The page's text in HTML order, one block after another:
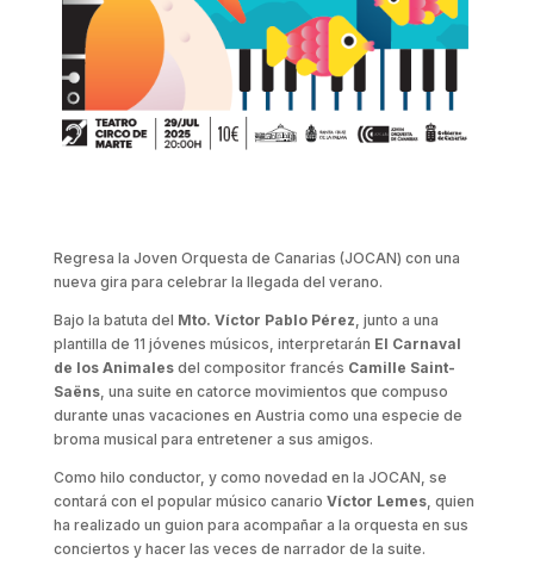
Regresa la Joven Orquesta de Canarias (JOCAN) con una
nueva gira para celebrar la llegada del verano.
Bajo la batuta del Mto. Víctor Pablo Pérez , junto a una
plantilla de 11 jóvenes músicos, interpretarán El Carnaval
de los Animalesdel compositor francés Camille Saint-
Saëns, una suite en catorce movimientos que compuso
durante unas vacaciones en Austria como una especie de
broma musical para entretener a sus amigos.
Como hilo conductor, y como novedad en la JOCAN, se
contará con el popular músico canario Víctor Lemes, quien
ha realizado un guion para acompañar a la orquesta en sus
conciertos y hacer las veces de narrador de la suite.